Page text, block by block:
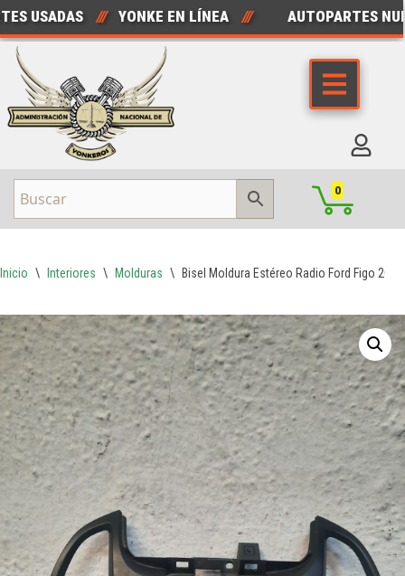
Saltar
al
contenido
/// YONKE EN LÍNEA /// AUTOPARTES
0
Inicio \ Interiores \ Molduras \ Bisel Moldura Estéreo Radio Ford Figo